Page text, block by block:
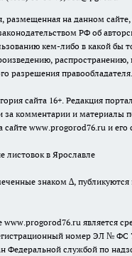
размещенная на данном сайте,
РФ об
кем-либо в какой бы
распространению,
разрешения правообладателя.
сайта 16+. Редакция
за комментарии и материалы
www.progorod76.ru и его
листовок в Ярославле
знаком ∆,
www.progorod76.ru является
номер ЭЛ № ФС
Федеральной службой по